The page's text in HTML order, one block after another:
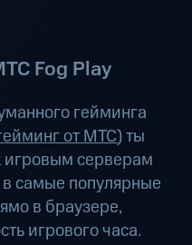
Fog Play
гейминга
от МТС) ты
игровым серверам
самые популярные
в браузере,
игрового часа.